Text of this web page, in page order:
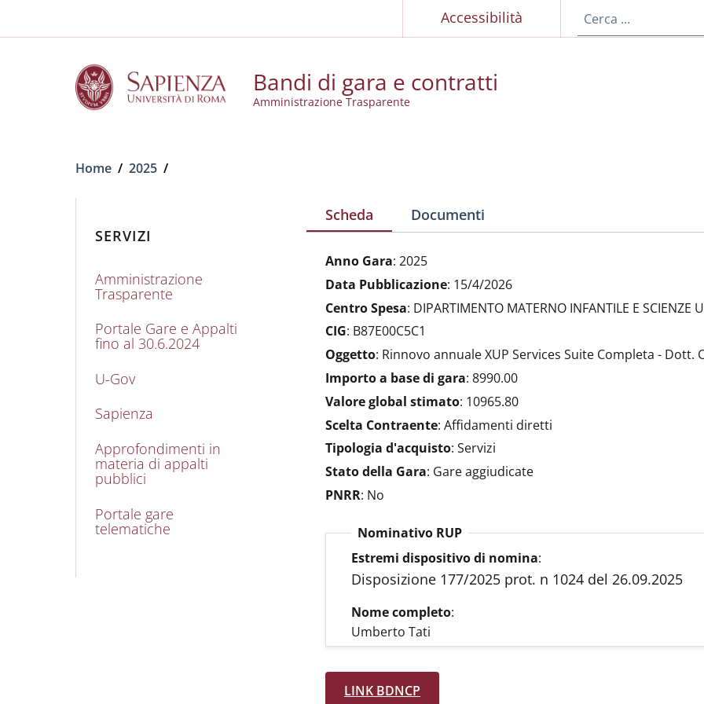
Accessibilità
Bandi di gara e contratti
Amministrazione Trasparente
Briciole di pane
Home / 2025 /
SERVIZI
Amministrazione
Trasparente
Portale Gare e Appalti
fino al 30.6.2024
U-Gov
Sapienza
Approfondimenti in
materia di appalti
pubblici
Portale gare
telematiche
Scheda Documenti
Anno Gara: 2025
Data Pubblicazione: 15/4/2026
Centro Spesa: DIPARTIMENTO MATERNO INFANTILE E SCIENZE
CIG: B87E00C5C1
Oggetto: Rinnovo annuale XUP Services Suite Completa - Dott.
Importo a base di gara: 8990.00
Valore global stimato: 10965.80
Scelta Contraente: Affidamenti diretti
Tipologia d'acquisto: Servizi
Stato della Gara: Gare aggiudicate
PNRR: No
Nominativo RUP
Estremi dispositivo di nomina:
Disposizione 177/2025 prot. n 1024 del 26.09.2025
Nome completo:
Umberto Tati
LINK BDNCP